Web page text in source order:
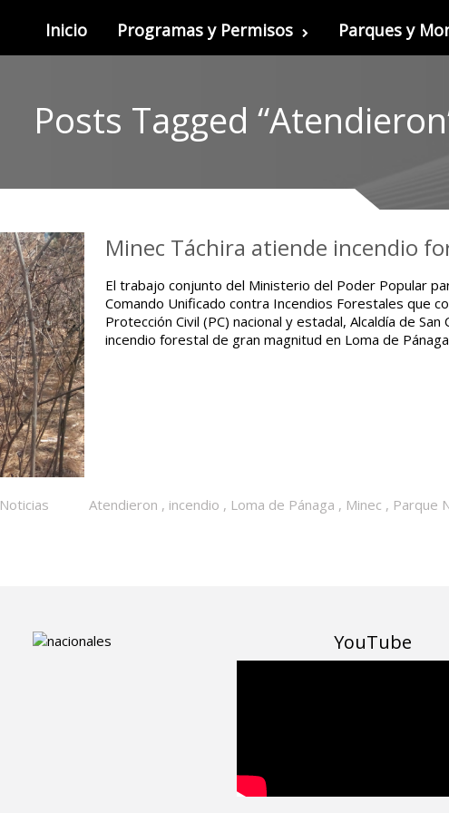
Inicio Programas y Permisos Parques y
Posts Tagged
Minec Táchira atiende incendio
El trabajo conjunto del Ministerio del Poder Popular
Comando Unificado contra Incendios Forestales que
Protección Civil (PC) nacional y estadal, Alcaldía de
incendio forestal de gran magnitud en Loma de
Noticias Atendieron , incendio , Loma de Pánaga , Minec , Parque
YouTube